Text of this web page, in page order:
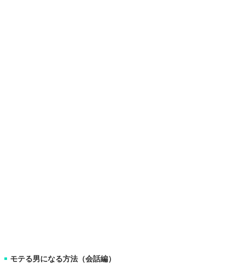
■ モテる男になる方法（会話編）